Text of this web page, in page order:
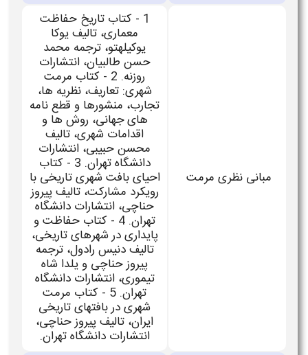
مبانی نظری مرمت
1 - کتاب تاریخ حفاظت
معماری، تالیف یوکا
یوکیلهتو، ترجمه محمد
حسن طالبیان، انتشارات
روزنه. 2 - کتاب مرمت
شهری: تعاریف، نظریه ها،
تجارب، منشورها و قطع نامه
های جهانی، روش ها و
اقدامات شهری، تالیف
محسن حبیبی، انتشارات
دانشگاه تهران. 3 - کتاب
احیای بافت شهری تاریخی با
رویکرد مشارکت، تالیف پیروز
حناچی، انتشارات دانشگاه
تهران. 4 - کتاب حفاظت و
پایداری در شهرهای تاریخی،
تالیف دنیس رادول، ترجمه
پیروز حناچی و یلدا شاه
تیموری، انتشارات دانشگاه
تهران. 5 - کتاب مرمت
شهری در بافتهای تاریخی
ایران، تالیف پیروز حناچی،
انتشارات دانشگاه تهران.